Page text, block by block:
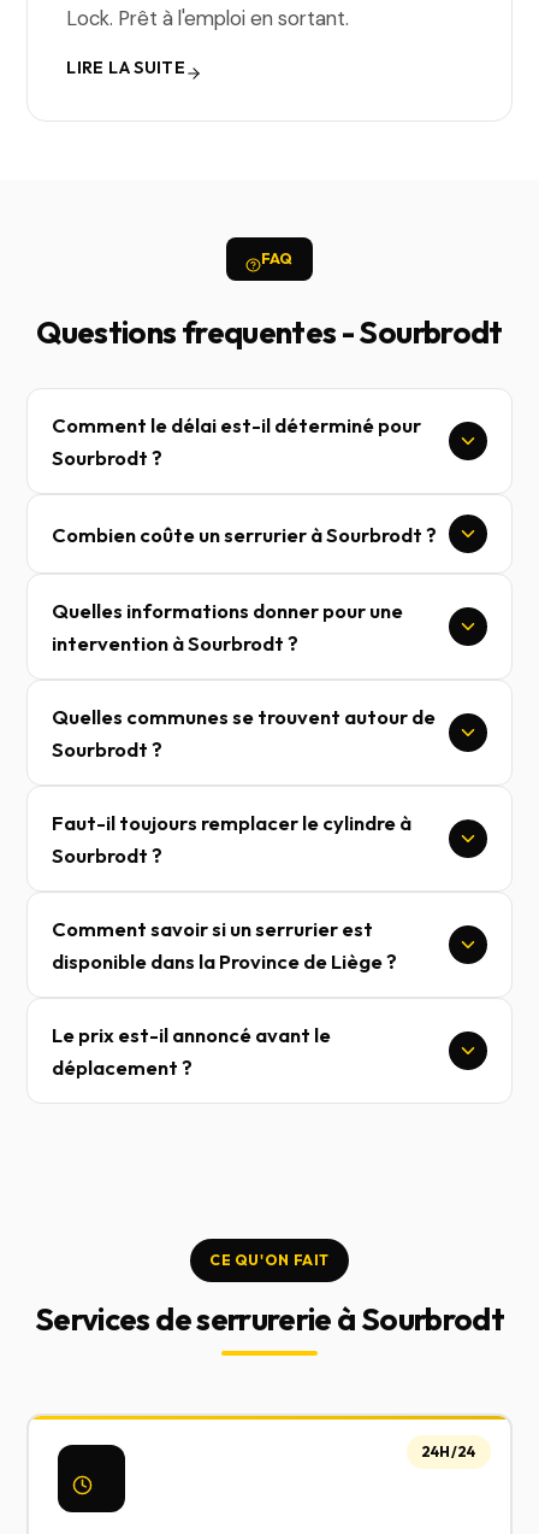
Lock. Prêt à l'emploi en sortant.
LIRE LA SUITE
FAQ
Questions frequentes - Sourbrodt
Comment le délai est-il déterminé pour
Sourbrodt ?
Combien coûte un serrurier à Sourbrodt ?
Quelles informations donner pour une
intervention à Sourbrodt ?
Quelles communes se trouvent autour de
Sourbrodt ?
Faut-il toujours remplacer le cylindre à
Sourbrodt ?
Comment savoir si un serrurier est
disponible dans la Province de Liège ?
Le prix est-il annoncé avant le
déplacement ?
CE QU'ON FAIT
Services de serrurerie à Sourbrodt
24H/24